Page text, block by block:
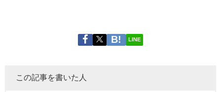
LINE
この記事を書いた人